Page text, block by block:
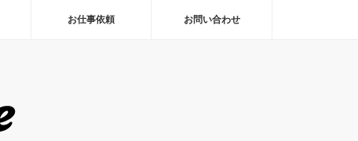
お仕事依頼 お問い合わせ